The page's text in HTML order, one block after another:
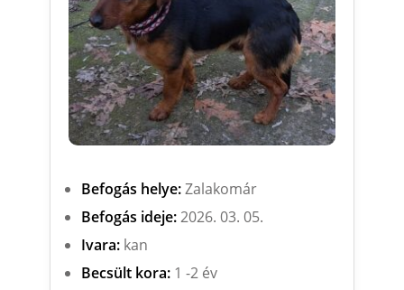
Befogás helye:Zalakomár
Befogás ideje:2026. 03. 05.
Ivara:kan
Becsült kora:1 -2 év